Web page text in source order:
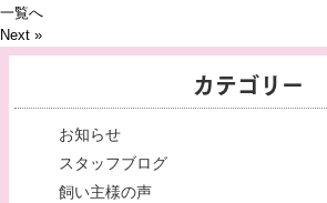
一覧へ
Next »
カテゴリー
お知らせ
スタッフブログ
飼い主様の声